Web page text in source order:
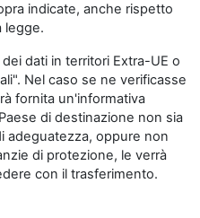
indicate, anche rispetto
legge.
dati in territori Extra-UE o
Nel caso se ne verificasse
fornita un'informativa
di destinazione non sia
adeguatezza, oppure non
di protezione, le verrà
con il trasferimento.